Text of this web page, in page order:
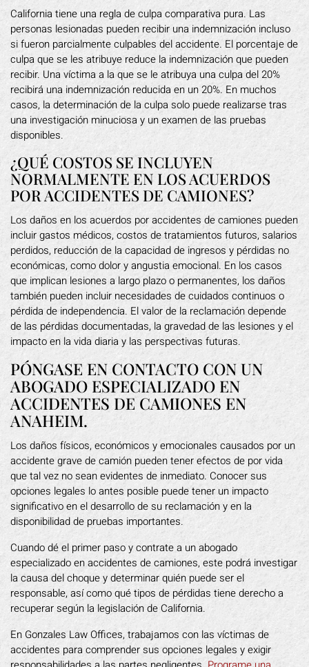
California tiene una regla de culpa comparativa pura. Las
personas lesionadas pueden recibir una indemnización incluso
si fueron parcialmente culpables del accidente. El porcentaje de
culpa que se les atribuye reduce la indemnización que pueden
recibir. Una víctima a la que se le atribuya una culpa del 20%
recibirá una indemnización reducida en un 20%. En muchos
casos, la determinación de la culpa solo puede realizarse tras
una investigación minuciosa y un examen de las pruebas
disponibles.
¿QUÉ COSTOS SE INCLUYEN
NORMALMENTE EN LOS ACUERDOS
POR ACCIDENTES DE CAMIONES?
Los daños en los acuerdos por accidentes de camiones pueden
incluir gastos médicos, costos de tratamientos futuros, salarios
perdidos, reducción de la capacidad de ingresos y pérdidas no
económicas, como dolor y angustia emocional. En los casos
que implican lesiones a largo plazo o permanentes, los daños
también pueden incluir necesidades de cuidados continuos o
pérdida de independencia. El valor de la reclamación depende
de las pérdidas documentadas, la gravedad de las lesiones y el
impacto en la vida diaria y las perspectivas futuras.
PÓNGASE EN CONTACTO CON UN
ABOGADO ESPECIALIZADO EN
ACCIDENTES DE CAMIONES EN
ANAHEIM.
Los daños físicos, económicos y emocionales causados por un
accidente grave de camión pueden tener efectos de por vida
que tal vez no sean evidentes de inmediato. Conocer sus
opciones legales lo antes posible puede tener un impacto
significativo en el desarrollo de su reclamación y en la
disponibilidad de pruebas importantes.
Cuando dé el primer paso y contrate a un abogado
especializado en accidentes de camiones, este podrá investigar
la causa del choque y determinar quién puede ser el
responsable, así como qué tipos de pérdidas tiene derecho a
recuperar según la legislación de California.
En Gonzales Law Offices, trabajamos con las víctimas de
accidentes para comprender sus opciones legales y exigir